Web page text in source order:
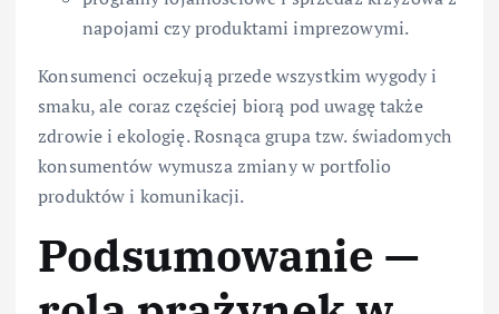
napojami czy produktami imprezowymi.
Konsumenci oczekują przede wszystkim wygody i
smaku, ale coraz częściej biorą pod uwagę także
zdrowie i ekologię. Rosnąca grupa tzw. świadomych
konsumentów wymusza zmiany w portfolio
produktów i komunikacji.
Podsumowanie —